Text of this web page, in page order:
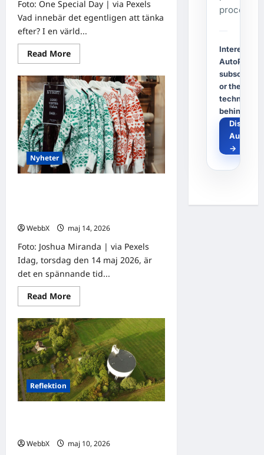
Foto: One Special Day | via Pexels
Vad innebär det egentligen att tänka
efter? I en värld...
Read MoreRead
more
Dagens
tanke:
Att
tänka
efter
i
en
tid
av
förändring
Nyheter
WebbX
maj 14, 2026
Foto: Joshua Miranda | via Pexels
Idag, torsdag den 14 maj 2026, är
det en spännande tid...
Read MoreRead
more
Världens
stora
evenemang
som
händer
idag
och
under
den
kommande
veckan
Reflektion
WebbX
maj 10, 2026
process.
Interested
AutoPost, a
or the
technology
behind it?
Discover
→